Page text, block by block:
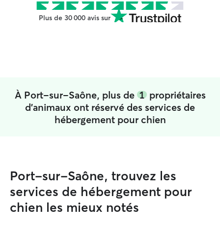
Plus de 30 000 avis sur
À Port-sur-Saône, plus de 1propriétaires
d'animaux ont réservé des services de
hébergement pour chien
Port-sur-Saône, trouvez les
services de hébergement pour
chien les mieux notés